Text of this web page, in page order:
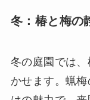
冬：椿と梅の
冬の庭園では
かせます。蝋